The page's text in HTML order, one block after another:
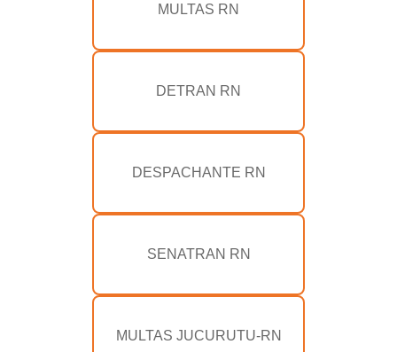
MULTAS RN
DETRAN RN
DESPACHANTE RN
SENATRAN RN
MULTAS JUCURUTU-RN